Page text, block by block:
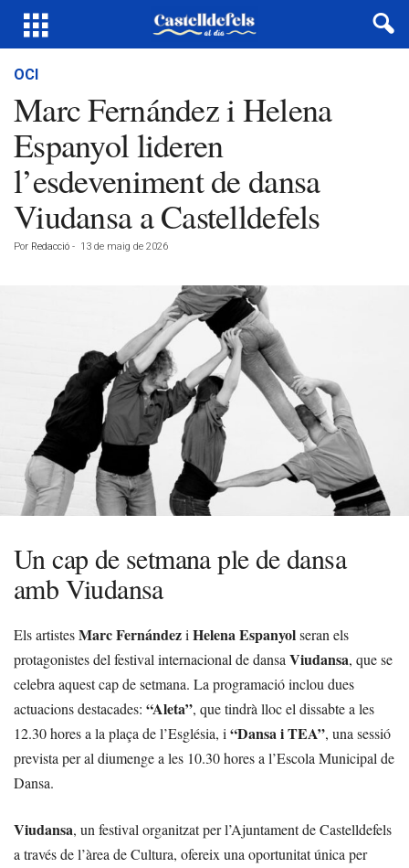
OCI
Marc Fernández i Helena
Espanyol lideren
l’esdeveniment de dansa
Viudansa a Castelldefels
Por Redacció - 13 de maig de 2026
Un cap de setmana ple de dansa
amb Viudansa
Els artistesMarc Fernándezi Helena Espanyolseran els
protagonistes del festival internacional de dansa Viudansa, que se
celebra aquest cap de setmana. La programació inclou dues
actuacions destacades: “Aleta”, que tindrà lloc el dissabte a les
12.30 hores a la plaça de l’Església, i “Dansa i TEA”, una sessió
prevista per al diumenge a les 10.30 hores a l’Escola Municipal de
Dansa.
Viudansa, un festival organitzat per l’Ajuntament de Castelldefels
a través de l’àrea de Cultura, ofereix una oportunitat única per